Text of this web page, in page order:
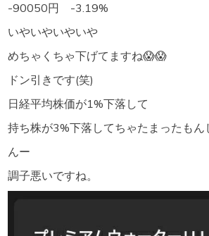
-90050円 -3.19%
いやいやいやいや
めちゃくちゃ下げてますね😱😱
ドン引きです(笑)
日経平均株価が1%下落して
持ち株が3%下落してちゃたまったもん
んー
調子悪いですね。